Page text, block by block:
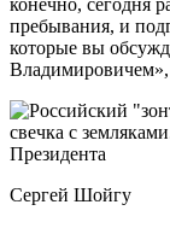
конечно, сегодня
пребывания, и
которые вы
Сергей Шойгу